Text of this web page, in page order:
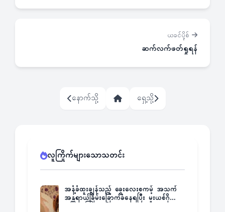
ယခင်ပို့စ်
ဆက်လက်ဖတ်ရှုရန်
နောက်သို့ ရှေ့သို့
လူကြိုက်များသောသတင်း
အနံ့ခံထူးချွန်သည့် ခွေးလေးစကမ့် အသက်
အန္တရာယ်ခြိမ်းခြောက်ခံနေရပြီး မူးယစ်ဂိုဏ်း